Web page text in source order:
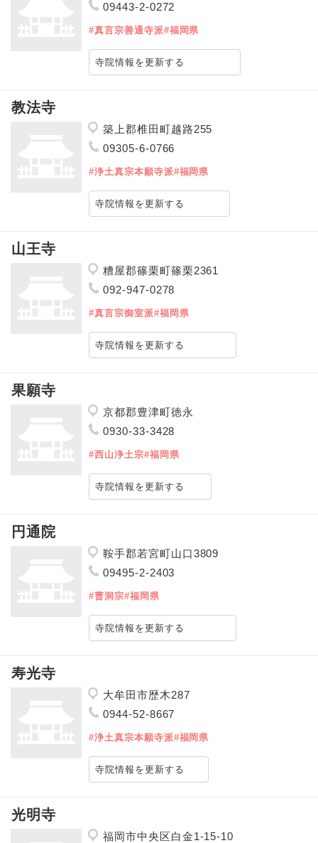
09443-2-0272
#真言宗善通寺派#福岡県
寺院情報を更新する
教法寺
築上郡椎田町越路255
09305-6-0766
#浄土真宗本願寺派#福岡県
寺院情報を更新する
山王寺
糟屋郡篠栗町篠栗2361
092-947-0278
#真言宗御室派#福岡県
寺院情報を更新する
果願寺
京都郡豊津町徳永
0930-33-3428
#西山浄土宗#福岡県
寺院情報を更新する
円通院
鞍手郡若宮町山口3809
09495-2-2403
#曹洞宗#福岡県
寺院情報を更新する
寿光寺
大牟田市歴木287
0944-52-8667
#浄土真宗本願寺派#福岡県
寺院情報を更新する
光明寺
福岡市中央区白金1-15-10